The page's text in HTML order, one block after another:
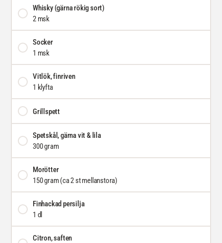
Whisky (gärna rökig sort)
2 msk
Socker
1 msk
Vitlök, finriven
1 klyfta
Grillspett
Spetskål, gärna vit & lila
300 gram
Morötter
150 gram (ca 2 st mellanstora)
Finhackad persilja
1 dl
Citron, saften